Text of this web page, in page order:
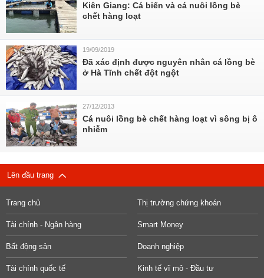
Kiên Giang: Cá biển và cá nuôi lồng bè
chết hàng loạt
19/09/2019
Đã xác định được nguyên nhân cá lồng bè
ở Hà Tĩnh chết đột ngột
27/12/2013
Cá nuôi lồng bè chết hàng loạt vì sông bị ô
nhiễm
Lên đầu trang
Trang chủ Thị trường chứng khoán
Tài chính - Ngân hàng Smart Money
Bất động sản Doanh nghiệp
Tài chính quốc tế Kinh tế vĩ mô - Đầu tư